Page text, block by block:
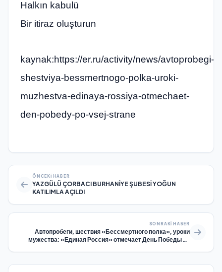
Halkın kabulü
Bir itiraz oluşturun
kaynak:https://er.ru/activity/news/avtoprobegi-
shestviya-bessmertnogo-polka-uroki-
muzhestva-edinaya-rossiya-otmechaet-
den-pobedy-po-vsej-strane
ÖNCEKI HABER
YAZGÜLÜ ÇORBACI BURHANİYE ŞUBESİ YOĞUN
KATILIMLA AÇILDI
SONRAKI HABER
Автопробеги, шествия «Бессмертного полка», уроки
мужества: «Единая Россия» отмечает День Победы по